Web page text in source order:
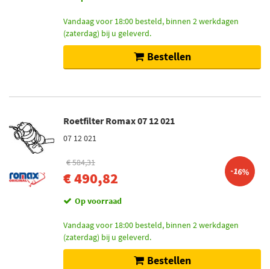
Vandaag voor 18:00 besteld, binnen 2 werkdagen
(zaterdag) bij u geleverd.
Bestellen
Roetfilter Romax 07 12 021
07 12 021
€ 584,31
€ 490,82 -16%
Op voorraad
Vandaag voor 18:00 besteld, binnen 2 werkdagen
(zaterdag) bij u geleverd.
Bestellen